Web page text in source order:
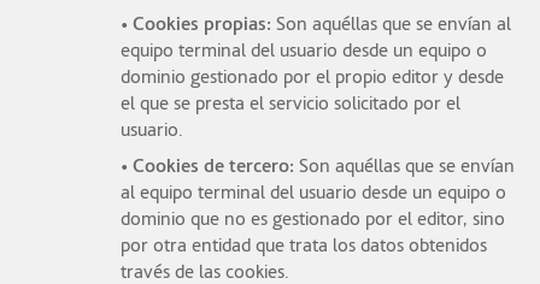
• Cookies propias: Son aquéllas que se envían al
equipo terminal del usuario desde un equipo o
dominio gestionado por el propio editor y desde
el que se presta el servicio solicitado por el
usuario.
• Cookies de tercero: Son aquéllas que se envían
al equipo terminal del usuario desde un equipo o
dominio que no es gestionado por el editor, sino
por otra entidad que trata los datos obtenidos
través de las cookies.